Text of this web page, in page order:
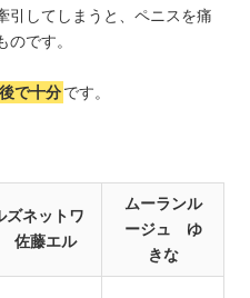
引してしまうと、ペニスを痛
です。
で十分です。
ズネットワ
佐藤エル
ムーランル
ージュ ゆ
きな